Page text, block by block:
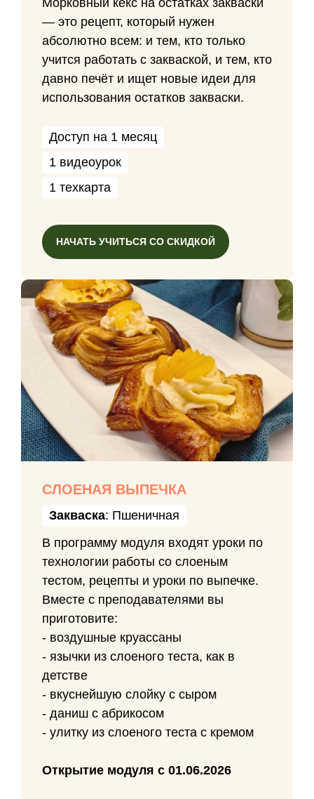
— это рецепт, который нужен
абсолютно всем: и тем, кто только
учится работать с закваской, и тем, кто
давно печёт и ищет новые идеи для
использования остатков закваски.
Доступ на 1 месяц
1 видеоурок
1 техкарта
НАЧАТЬ УЧИТЬСЯ СО СКИДКОЙ
СЛОЕНАЯ ВЫПЕЧКА
Закваска: Пшеничная
В программу модуля входят уроки по
технологии работы со слоеным
тестом, рецепты и уроки по выпечке.
Вместе с преподавателями вы
приготовите:
- воздушные круассаны
- язычки из слоеного теста, как в
детстве
- вкуснейшую слойку с сыром
- даниш с абрикосом
- улитку из слоеного теста с кремом
Открытие модуля с 01.06.2026